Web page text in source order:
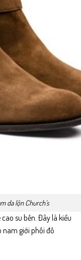
da lộn Church’s
su bền. Đây là kiểu
nam giới phối đồ